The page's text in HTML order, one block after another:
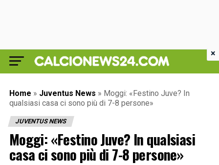
Home » Juventus News » Moggi: «Festino Juve? In
qualsiasi casa ci sono più di 7-8 persone»
JUVENTUS NEWS
Moggi: «Festino Juve? In qualsiasi
casa ci sono più di 7-8 persone»
×